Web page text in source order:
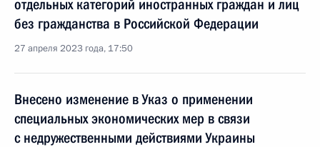
отдельных категорий иностранных граждан и лиц
без гражданства в Российской Федерации
27 апреля 2023 года, 17:50
Внесено изменение в Указ о применении
специальных экономических мер в связи
с недружественными действиями Украины